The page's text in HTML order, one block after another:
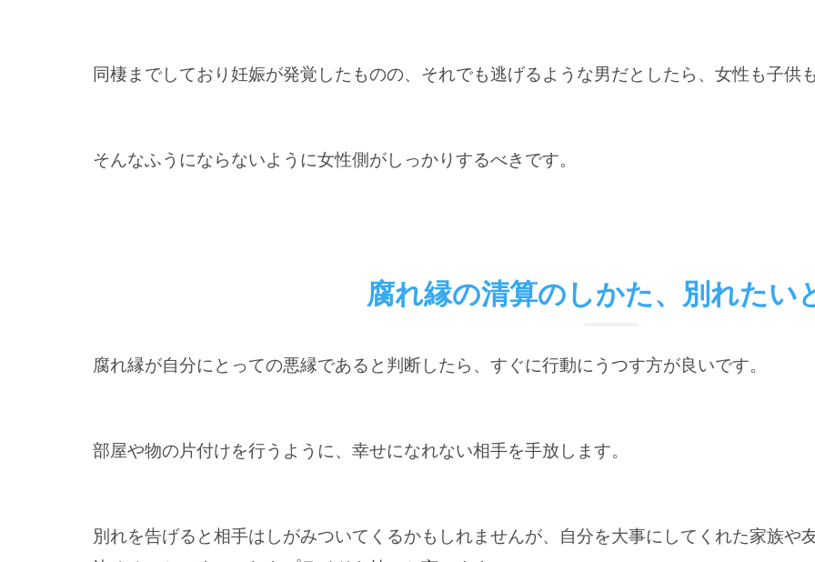
同棲までしており妊娠が発覚したものの、それでも逃げるような男だとしたら、女性も子供も
そんなふうにならないように女性側がしっかりするべきです。
腐れ縁の清算のしかた、別れたい
腐れ縁が自分にとっての悪縁であると判断したら、すぐに行動にうつす方が良いです。
部屋や物の片付けを行うように、幸せになれない相手を手放します。
別れを告げると相手はしがみついてくるかもしれませんが、自分を大事にしてくれた家族や